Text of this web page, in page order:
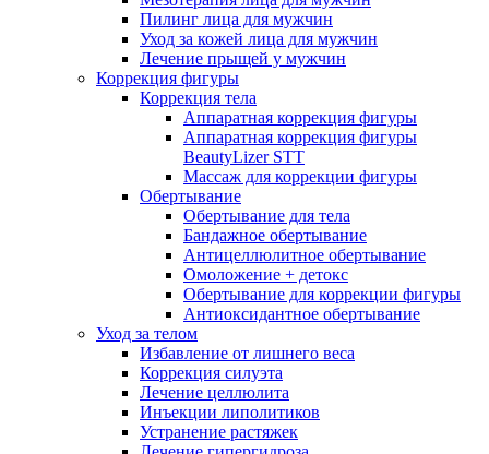
Пилинг лица для мужчин
Уход за кожей лица для мужчин
Лечение прыщей у мужчин
Коррекция фигуры
Коррекция тела
Аппаратная коррекция фигуры
Аппаратная коррекция фигуры
BeautyLizer STT
Массаж для коррекции фигуры
Обертывание
Обертывание для тела
Бандажное обертывание
Антицеллюлитное обертывание
Омоложение + детокс
Обертывание для коррекции фигуры
Антиоксидантное обертывание
Уход за телом
Избавление от лишнего веса
Коррекция силуэта
Лечение целлюлита
Инъекции липолитиков
Устранение растяжек